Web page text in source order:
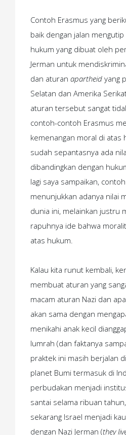
Contoh Erasmus yang
baik dengan jalan
hukum yang dibuat oleh
Jerman untuk
dan aturan apartheid yang
Selatan dan Amerika
aturan tersebut sangat
contoh-contoh Erasmus
kemenangan moral di atas
sudah sepantasnya ada
dibandingkan dengan
lagi saya sampaikan,
menunjukkan adanya nilai
dunia ini, melainkan justru
rapuhnya ide bahwa
atas hukum.
Kalau kita runut kembali,
membuat aturan yang
macam aturan Nazi dan
akan sama dengan
menikahi anak kecil
lumrah (dan faktanya
praktek ini masih berjalan
planet Bumi termasuk di
perbudakan menjadi
santai selama ribuan
sekarang Israel menjadi
dengan Nazi Jerman (they